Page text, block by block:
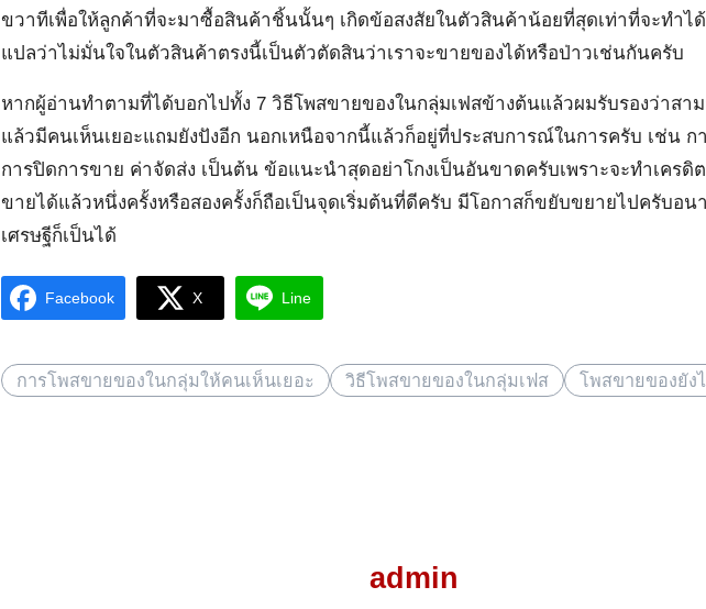
ขวาทีเพื่อให้ลูกค้าที่จะมาซื้อสินค้าชิ้นนั้นๆ เกิดข้อสงสัยในตัวสินค้าน้อยที่สุดเท่าที่จะทำไ
แปลว่าไม่มั่นใจในตัวสินค้าตรงนี้เป็นตัวตัดสินว่าเราจะขายของได้หรือป่าวเช่นกันครับ
หากผู้อ่านทำตามที่ได้บอกไปทั้ง 7 วิธีโพสขายของในกลุ่มเฟสข้างต้นแล้วผมรับรองว่าสา
แล้วมีคนเห็นเยอะแถมยังปังอีก นอกเหนือจากนี้แล้วก็อยู่ที่ประสบการณ์ในการครับ เช่น ก
การปิดการขาย ค่าจัดส่ง เป็นต้น ข้อแนะนำสุดอย่าโกงเป็นอันขาดครับเพราะจะทำเครดิต
ขายได้แล้วหนึ่งครั้งหรือสองครั้งก็ถือเป็นจุดเริ่มต้นที่ดีครับ มีโอกาสก็ขยับขยายไปครับอน
เศรษฐีก็เป็นได้
Facebook X Line
การโพสขายของในกลุ่มให้คนเห็นเยอะ วิธีโพสขายของในกลุ่มเฟส โพสขายของยัง
admin